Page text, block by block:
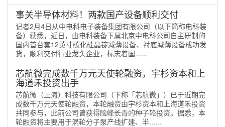
事关半导体材料！两款国产设备顺利交付
记者2月4日从中电科电子装备集团有限公司（以下简称电科装
备）获悉，近日，由电科装备下属北京中电科公司自主研制的
国内首台套12英寸碳化硅晶锭减薄设备、衬底减薄设备成功发
货，顺利交付行业龙头企业，标志着国......
芯航微完成数千万元天使轮融资，宇杉资本和上
海道禾投资出手
芯航微（上海）科技有限公司（下称「芯航微」）已于近期完
成数千万元天使轮融资，本轮融资由宇杉资本和上海道禾投资
共同参与，此前公司曾获得险峰长青的种子轮投资。据悉，本
轮融资将主要用于涡轮分子泵产线扩建、半......